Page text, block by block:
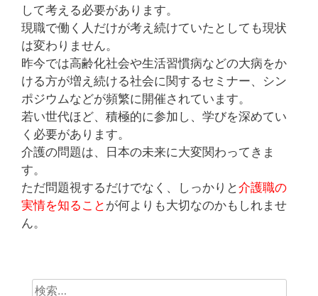
して考える必要があります。
現職で働く人だけが考え続けていたとしても現状
は変わりません。
昨今では高齢化社会や生活習慣病などの大病をか
ける方が増え続ける社会に関するセミナー、シン
ポジウムなどが頻繁に開催されています。
若い世代ほど、積極的に参加し、学びを深めてい
く必要があります。
介護の問題は、日本の未来に大変関わってきま
す。
ただ問題視するだけでなく、しっかりと介護職の
実情を知ること が何よりも大切なのかもしれませ
ん。
検